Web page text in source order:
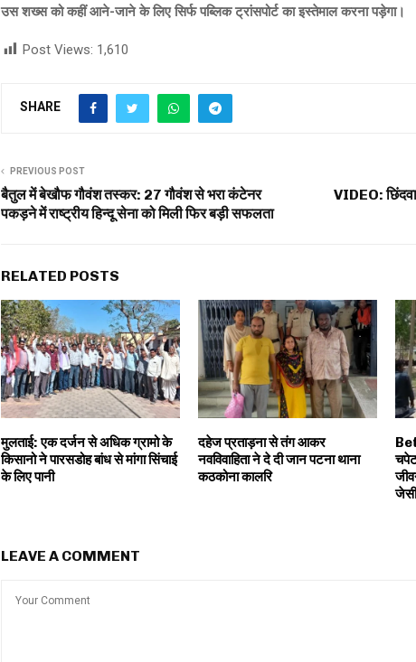
उस शख्स को कहीं आने-जाने के लिए सिर्फ पब्लिक ट्रांसपोर्ट का इस्तेमाल करना पड़ेगा।
Post Views: 1,610
SHARE
PREVIOUS POST
बैतुल में बेखौफ गौवंश तस्कर: 27 गौवंश से भरा कंटेनर
पकड़ने में राष्ट्रीय हिन्दू सेना को मिली फिर बड़ी सफलता
VIDEO:
RELATED POSTS
मुलताई: एक दर्जन से अधिक ग्रामो के
किसानो ने पारसडोह बांध से मांगा सिंचाई
के लिए पानी
दहेज प्रताड़ना से तंग आकर
नवविवाहिता ने दे दी जान पटना थाना
कठकोना कालरि
LEAVE A COMMENT